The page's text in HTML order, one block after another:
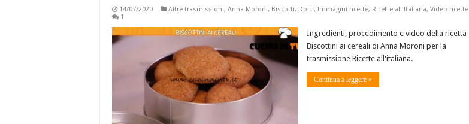
14/07/2020 Altre trasmissioni, Anna Moroni, Biscotti, Dolci, Immagini ricette, Ricette all'Italiana, Video ricette
1
Ingredienti, procedimento e video della ricetta
Biscottini ai cereali di Anna Moroni per la
trasmissione Ricette all'italiana.
Continua a leggere »